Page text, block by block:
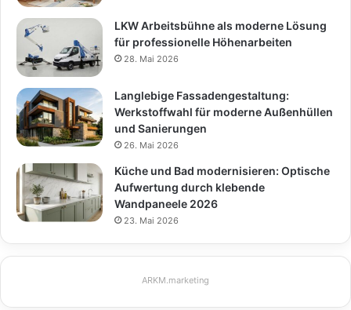
LKW Arbeitsbühne als moderne Lösung
für professionelle Höhenarbeiten
28. Mai 2026
Langlebige Fassadengestaltung:
Werkstoffwahl für moderne Außenhüllen
und Sanierungen
26. Mai 2026
Küche und Bad modernisieren: Optische
Aufwertung durch klebende
Wandpaneele 2026
23. Mai 2026
ARKM.marketing